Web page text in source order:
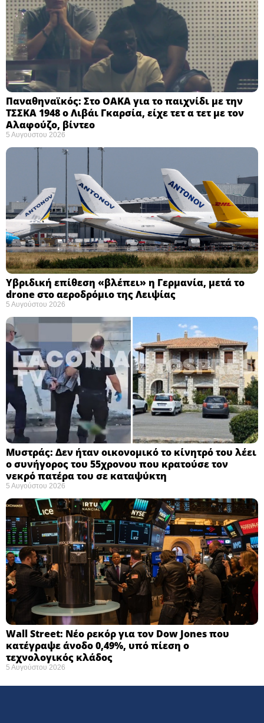
Παναθηναϊκός: Στο ΟΑΚΑ για το παιχνίδι με την
ΤΣΣΚΑ 1948 ο Λιβάι Γκαρσία, είχε τετ α τετ με τον
Αλαφούζο, βίντεο
5 Αυγούστου 2026
Υβριδική επίθεση «βλέπει» η Γερμανία, μετά το
drone στο αεροδρόμιο της Λειψίας
5 Αυγούστου 2026
Μυστράς: Δεν ήταν οικονομικό το κίνητρό του λέει
ο συνήγορος του 55χρονου που κρατούσε τον
νεκρό πατέρα του σε καταψύκτη
5 Αυγούστου 2026
Wall Street: Νέο ρεκόρ για τον Dow Jones που
κατέγραψε άνοδο 0,49%, υπό πίεση ο
τεχνολογικός κλάδος
5 Αυγούστου 2026